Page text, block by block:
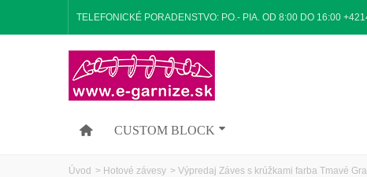
TELEFONICKÉ PORADENSTVO: PO.- PIA. OD 8:00 DO 16:00
CUSTOM BLOCK
Úvod > Hotové závesy > Výpredaj Záves s krúžkami farba Tmavé